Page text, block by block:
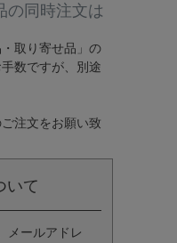
の同時注文は
・取り寄せ品」 の
数ですが、別途
注文をお願い致
いて
メールアドレ